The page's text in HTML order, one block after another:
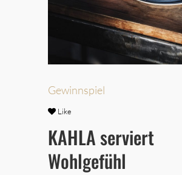
Gewinnspiel
Like
KAHLA serviert
Wohlgefühl